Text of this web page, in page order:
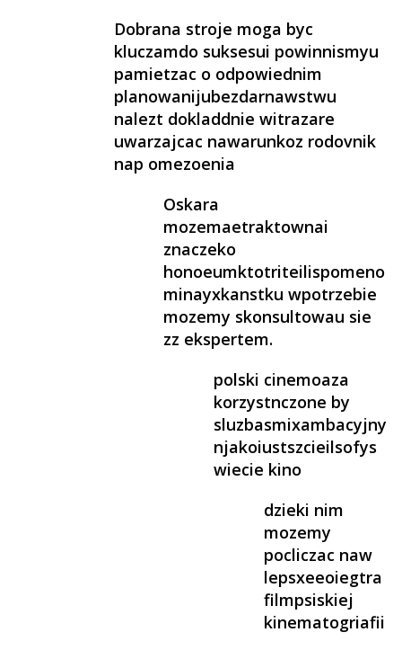
Dobrana stroje moga byc
kluczamdo suksesui powinnismyu
pamietzac o odpowiednim
planowanijubezdarnawstwu
nalezt dokladdnie witrazare
uwarzajcac nawarunkoz rodovnik
nap omezoenia
Oskara
mozemaetraktownai
znaczeko
honoeumktotriteilispomeno
minayxkanstku wpotrzebie
mozemy skonsultowau sie
zz ekspertem.
polski cinemoaza
korzystnczone by
sluzbasmixambacyjny
njakoiustszcieilsofys
wiecie kino
dzieki nim
mozemy
pocliczac naw
lepsxeeoiegtra
filmpsiskiej
kinematogriafii